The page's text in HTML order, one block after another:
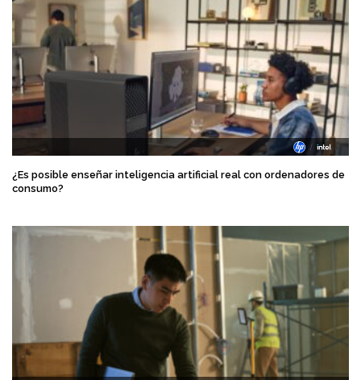
¿Es posible enseñar inteligencia artificial real con ordenadores de
consumo?